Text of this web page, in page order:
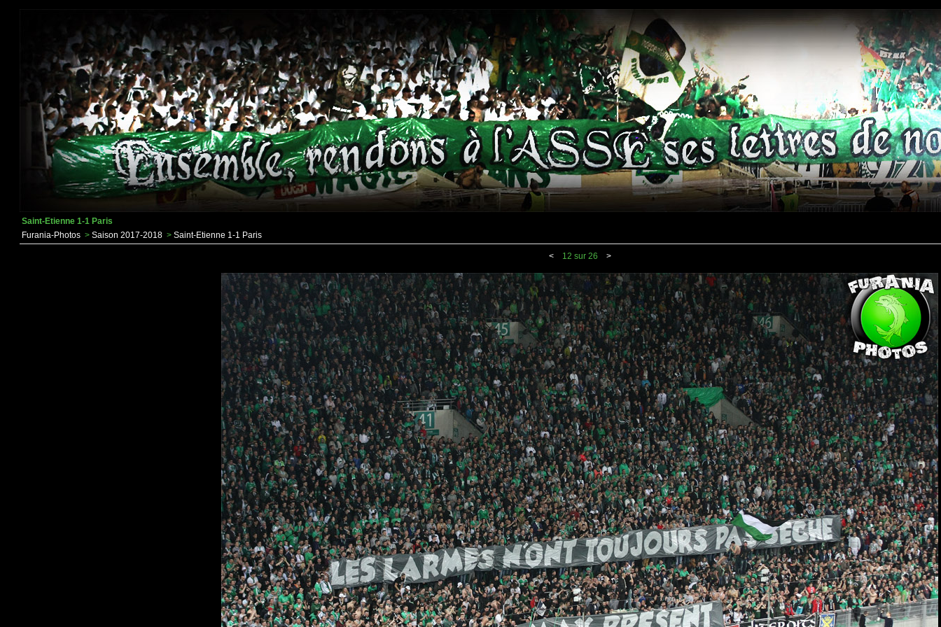
Saint-Etienne 1-1 Paris
Furania-Photos > Saison 2017-2018 > Saint-Etienne 1-1 Paris
< 12 sur 26 >